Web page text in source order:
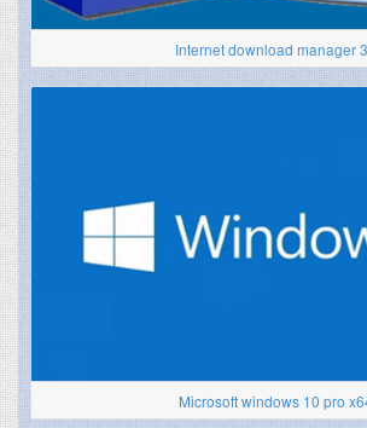
Internet download manager
Microsoft windows 10 pro